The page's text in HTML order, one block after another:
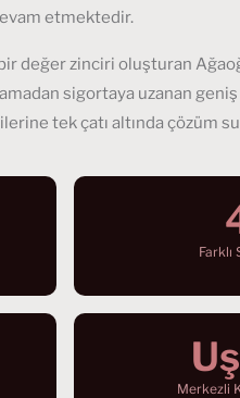
etmektedir.
değer zinciri oluşturan
sigortaya uzanan
tek çatı altında çözüm
Farklı
Merkezli